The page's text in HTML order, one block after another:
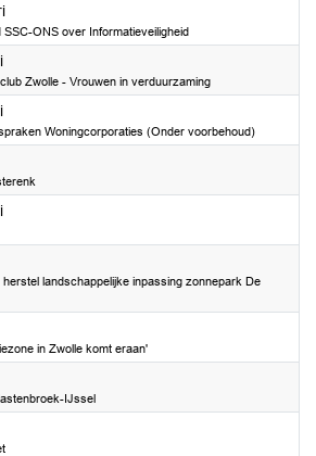
2024
SSC-ONS over Informatieveiligheid
2024
Zwolle - Vrouwen in verduurzaming
2024
Woningcorporaties (Onder voorbehoud)
2024
landschappelijke inpassing zonnepark De
in Zwolle komt eraan'
IJssel